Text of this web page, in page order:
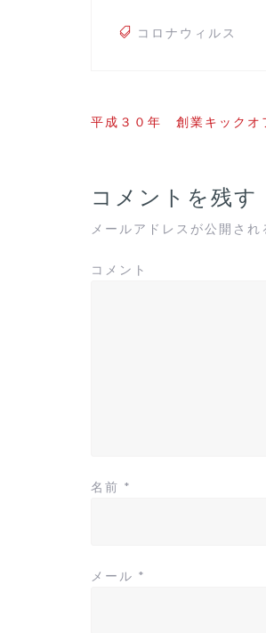
コロナウィルス
平成３０年 創業キックオ
コメントを残す
メールアドレスが公開され
コメント
名前 *
メール *